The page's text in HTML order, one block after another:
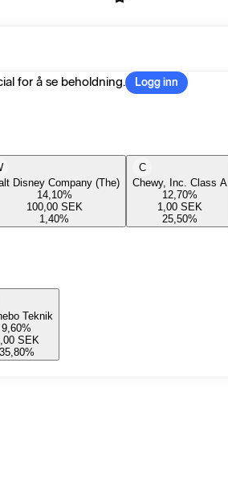
for å se beholdning. Logg inn
Disney Company (The)
14,10%
100,00 SEK
1,40%
C
Chewy, Inc. Class A
12,70%
1,00 SEK
25,50%
Teknik
9,60%
SEK
35,80%